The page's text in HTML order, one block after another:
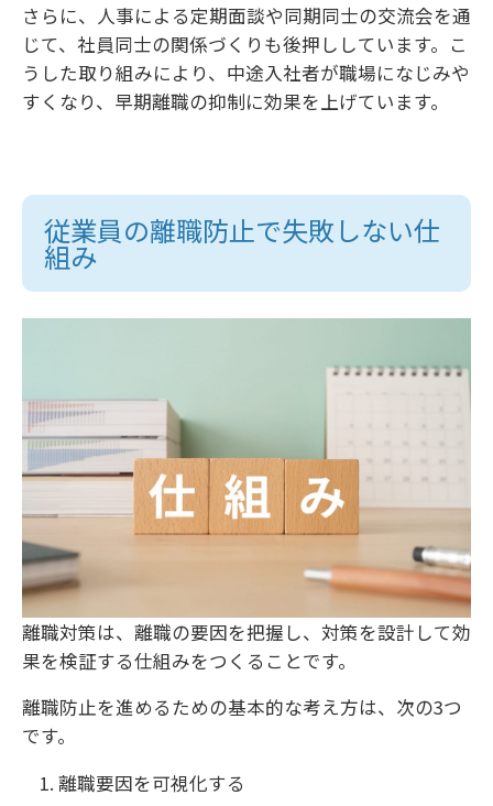
さらに、人事による定期面談や同期同士の交流会を通
じて、社員同士の関係づくりも後押ししています。こ
うした取り組みにより、中途入社者が職場になじみや
すくなり、早期離職の抑制に効果を上げています。
従業員の離職防止で失敗しない仕
組み
離職対策は、離職の要因を把握し、対策を設計して効
果を検証する仕組みをつくることです。
離職防止を進めるための基本的な考え方は、次の3つ
です。
離職要因を可視化する